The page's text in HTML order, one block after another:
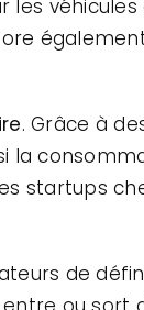
les véhicules
. Grâce à
la
startups
de